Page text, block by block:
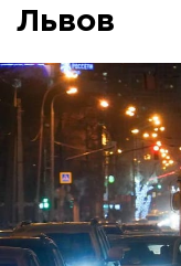
Львов